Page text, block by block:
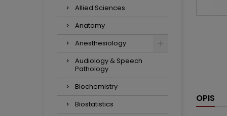
Allied Sciences
Anatomy
Anesthesiology
Audiology & Speech
Pathology
Biochemistry
Biostatistics
OPIS